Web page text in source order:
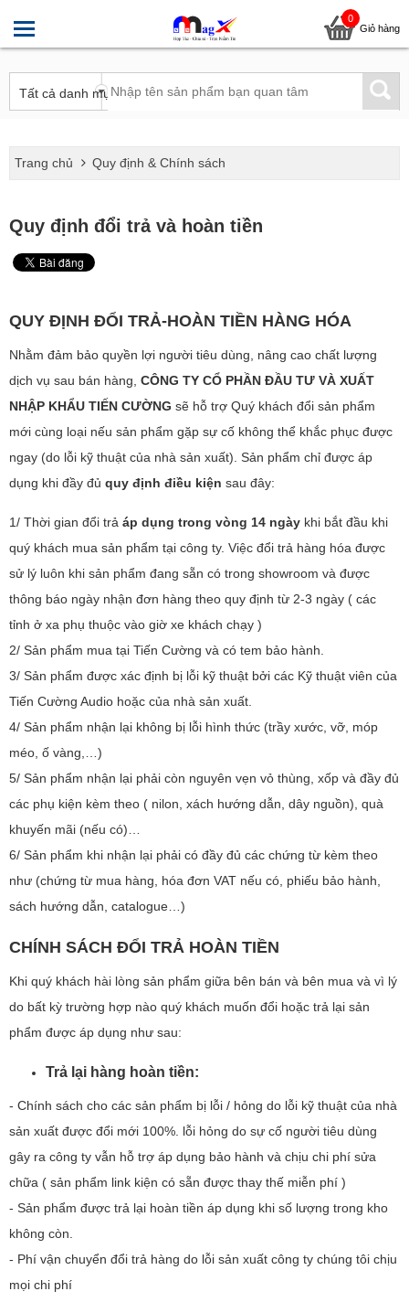
0
Giỏ hàng
Trang chủ Quy định & Chính sách
Quy định đổi trả và hoàn tiền
QUY ĐỊNH ĐỔI TRẢ-HOÀN TIỀN HÀNG HÓA
Nhằm đảm bảo quyền lợi người tiêu dùng, nâng cao chất lượng
dịch vụ sau bán hàng, CÔNG TY CỔ PHẦN ĐẦU TƯ VÀ XUẤT
NHẬP KHẨU TIẾN CƯỜNG sẽ hỗ trợ Quý khách đổi sản phẩm
mới cùng loại nếu sản phẩm gặp sự cố không thể khắc phục được
ngay (do lỗi kỹ thuật của nhà sản xuất). Sản phẩm chỉ được áp
dụng khi đầy đủ quy định điều kiện sau đây:
1/ Thời gian đổi trả áp dụng trong vòng 14 ngày khi bắt đầu khi
quý khách mua sản phẩm tại công ty. Việc đổi trả hàng hóa được
sử lý luôn khi sản phẩm đang sẵn có trong showroom và được
thông báo ngày nhận đơn hàng theo quy định từ 2-3 ngày ( các
tỉnh ở xa phụ thuộc vào giờ xe khách chạy )
2/ Sản phẩm mua tại Tiến Cường và có tem bảo hành.
3/ Sản phẩm được xác định bị lỗi kỹ thuật bởi các Kỹ thuật viên của
Tiến Cường Audio hoặc của nhà sản xuất.
4/ Sản phẩm nhận lại không bị lỗi hình thức (trầy xước, vỡ, móp
méo, ố vàng,…)
5/ Sản phẩm nhận lại phải còn nguyên vẹn vỏ thùng, xốp và đầy đủ
các phụ kiện kèm theo ( nilon, xách hướng dẫn, dây nguồn), quà
khuyến mãi (nếu có)…
6/ Sản phẩm khi nhận lại phải có đầy đủ các chứng từ kèm theo
như (chứng từ mua hàng, hóa đơn VAT nếu có, phiếu bảo hành,
sách hướng dẫn, catalogue…)
CHÍNH SÁCH ĐỔI TRẢ HOÀN TIỀN
Khi quý khách hài lòng sản phẩm giữa bên bán và bên mua và vì lý
do bất kỳ trường hợp nào quý khách muốn đổi hoặc trả lại sản
phẩm được áp dụng như sau:
Trả lại hàng hoàn tiền:
- Chính sách cho các sản phẩm bị lỗi / hỏng do lỗi kỹ thuật của nhà
sản xuất được đổi mới 100%. lỗi hỏng do sự cố người tiêu dùng
gây ra công ty vẫn hỗ trợ áp dụng bảo hành và chịu chi phí sửa
chữa ( sản phẩm link kiện có sẵn được thay thế miễn phí )
- Sản phẩm được trả lại hoàn tiền áp dụng khi số lượng trong kho
không còn.
- Phí vận chuyển đổi trả hàng do lỗi sản xuất công ty chúng tôi chịu
mọi chi phí